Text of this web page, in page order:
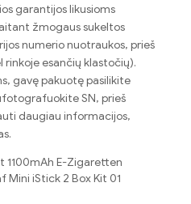
garantijos likusioms
žmogaus sukeltos
numerio nuotraukos, prieš
esančių klastočių).
gavę pakuotę pasilikite
SN, prieš
daugiau informacijos,